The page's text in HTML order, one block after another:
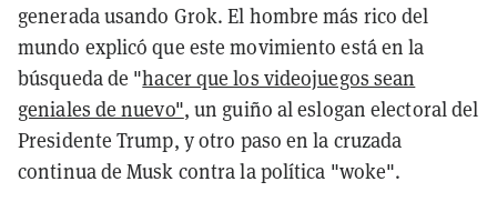
generada usando Grok. El hombre más rico del
mundo explicó que este movimiento está en la
búsqueda de "hacer que los videojuegos sean
geniales de nuevo", un guiño al eslogan electoral del
Presidente Trump, y otro paso en la cruzada
continua de Musk contra la política "woke".